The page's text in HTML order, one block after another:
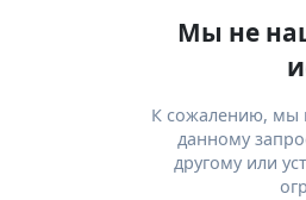
Мы не
К сожалению, мы
данному
другому или